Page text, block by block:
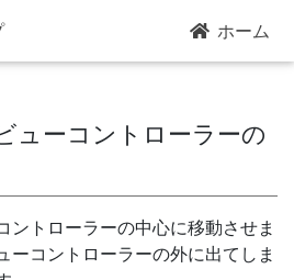
ホーム
ューコントローラーの
ントローラーの中心に移動させま
ーコントローラーの外に出てしま